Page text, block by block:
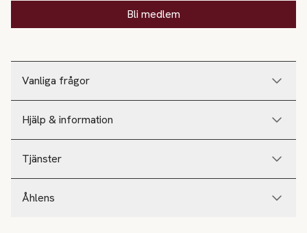
Vanliga frågor
Hjälp & information
Tjänster
Åhlens
Bli medlem